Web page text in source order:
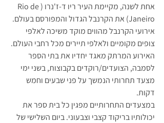
אחת לשנה, מקיימת העיר ריו ד-ז'נרו (Rio de
Janeiro) את הקרנבל הגדול והמפורסם בעולם.
אירועי הקרנבל מהווים מוקד משיכה לאלפי
צופים מקומיים ולאלפי תיירים מכל רחבי העולם.
האירוע המרתק מאגד יחדיו את בתי הספר
לסמבה, הצועדים/רוקדים בקבוצות, בשני ימי
מצעד תחרותי הנמשך על פני שבעים וחמש
דקות.
במצעדים התחרותיים מפגין כל בית ספר את
יכולותיו בריקוד קצבי וצבעוני. ביום השלישי של